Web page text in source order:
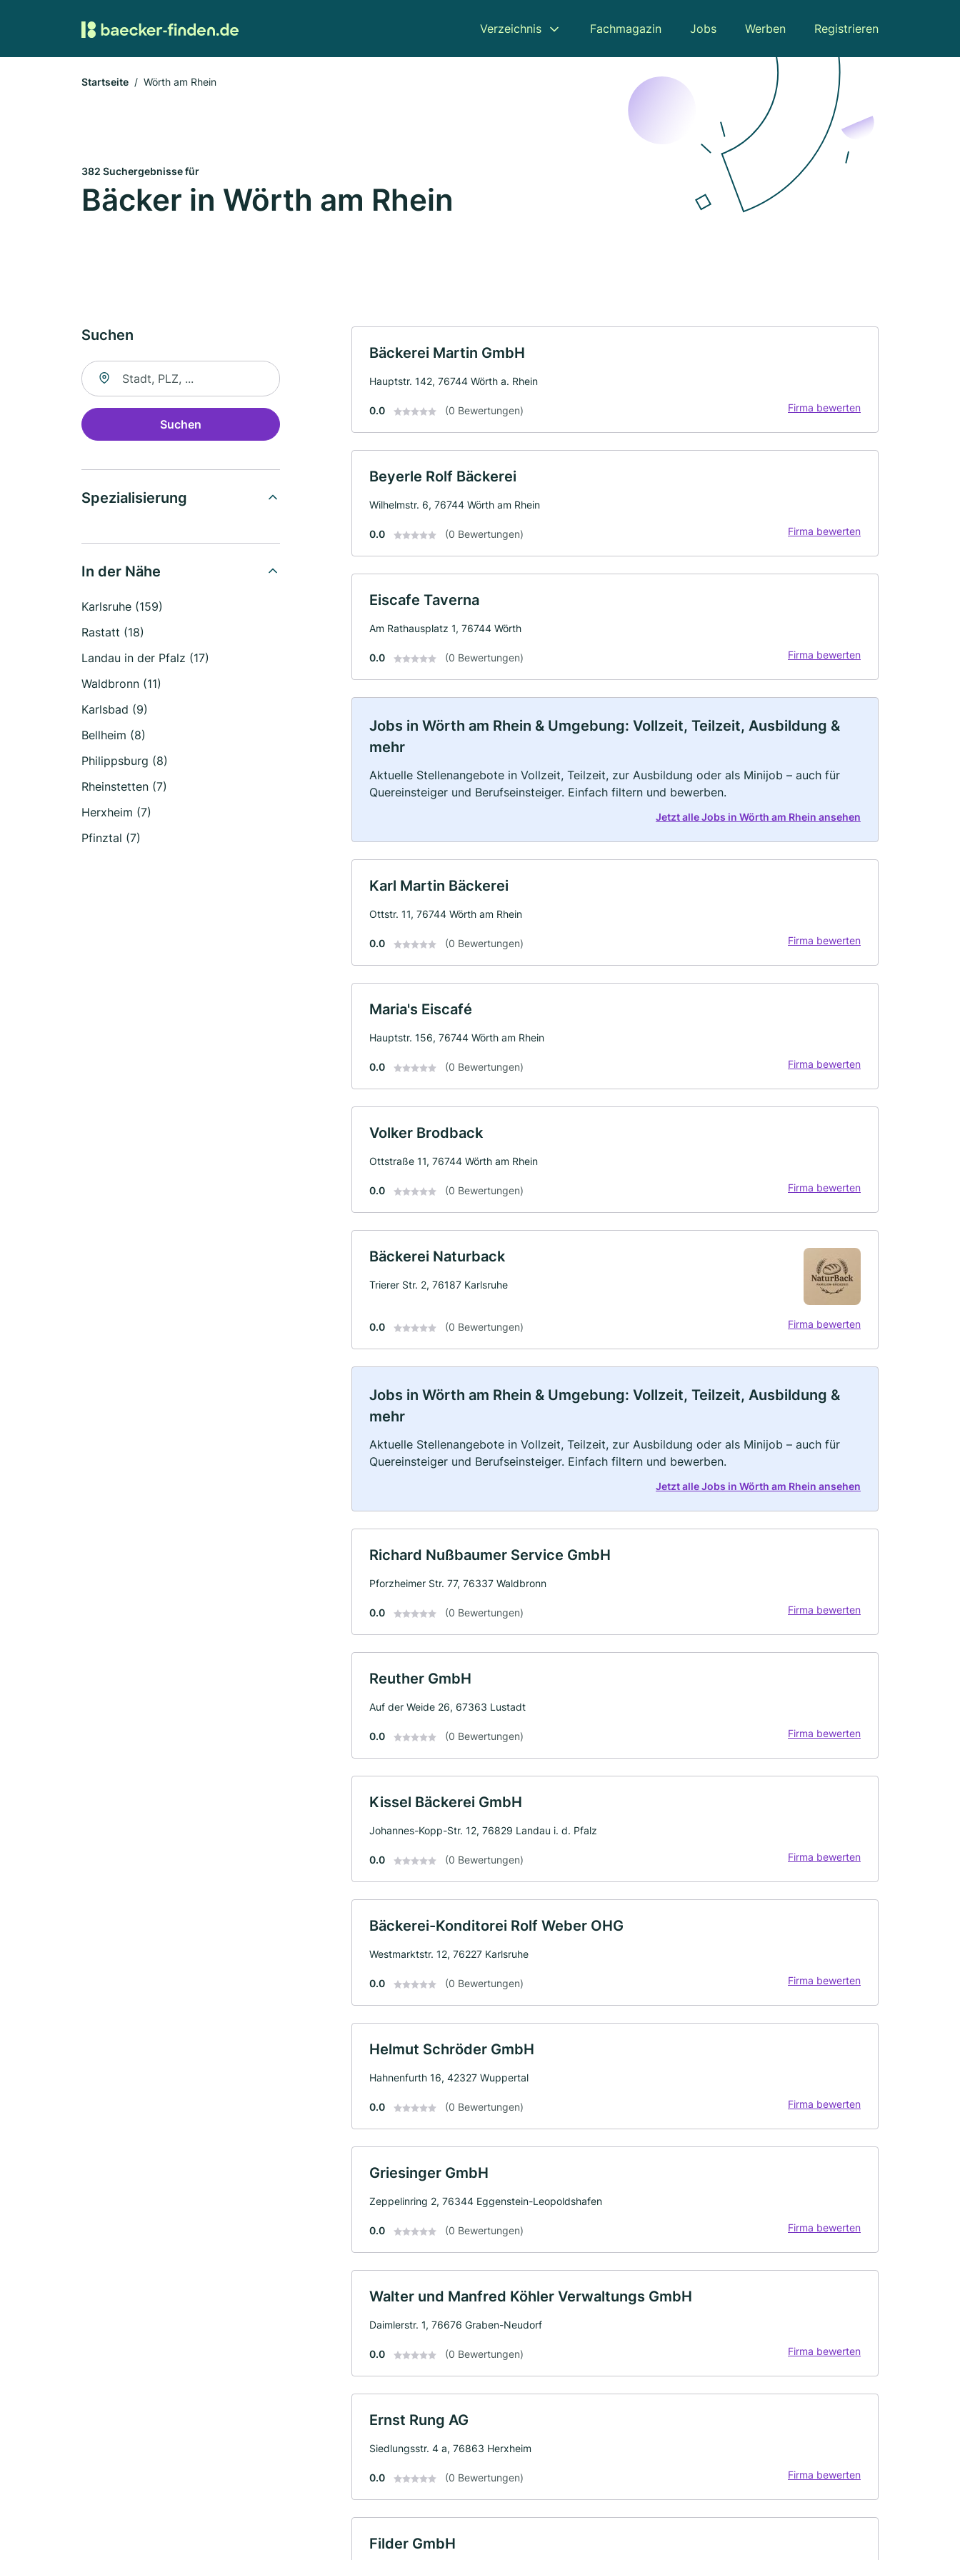
Verzeichnis Fachmagazin Jobs Werben Registrieren
Startseite Wörth am Rhein
382 Suchergebnisse für
Bäcker in Wörth am Rhein
Suchen
Suche nach Ort
Suchen
Spezialisierung
In der Nähe
Karlsruhe (159)
Rastatt (18)
Landau in der Pfalz (17)
Waldbronn (11)
Karlsbad (9)
Bellheim (8)
Philippsburg (8)
Rheinstetten (7)
Herxheim (7)
Pfinztal (7)
Bäckerei Martin GmbH
Hauptstr. 142, 76744 Wörth a. Rhein
0.0 (0 Bewertungen) Firma bewerten
Beyerle Rolf Bäckerei
Wilhelmstr. 6, 76744 Wörth am Rhein
0.0 (0 Bewertungen) Firma bewerten
Eiscafe Taverna
Am Rathausplatz 1, 76744 Wörth
0.0 (0 Bewertungen) Firma bewerten
Jobs in Wörth am Rhein & Umgebung: Vollzeit, Teilzeit, Ausbildung &
mehr
Aktuelle Stellenangebote in Vollzeit, Teilzeit, zur Ausbildung oder als Minijob – auch für
Quereinsteiger und Berufseinsteiger. Einfach filtern und bewerben.
Jetzt alle Jobs in Wörth am Rhein ansehen
Karl Martin Bäckerei
Ottstr. 11, 76744 Wörth am Rhein
0.0 (0 Bewertungen) Firma bewerten
Maria's Eiscafé
Hauptstr. 156, 76744 Wörth am Rhein
0.0 (0 Bewertungen) Firma bewerten
Volker Brodback
Ottstraße 11, 76744 Wörth am Rhein
0.0 (0 Bewertungen) Firma bewerten
Bäckerei Naturback
Trierer Str. 2, 76187 Karlsruhe
0.0 (0 Bewertungen) Firma bewerten
Jobs in Wörth am Rhein & Umgebung: Vollzeit, Teilzeit, Ausbildung &
mehr
Aktuelle Stellenangebote in Vollzeit, Teilzeit, zur Ausbildung oder als Minijob – auch für
Quereinsteiger und Berufseinsteiger. Einfach filtern und bewerben.
Jetzt alle Jobs in Wörth am Rhein ansehen
Richard Nußbaumer Service GmbH
Pforzheimer Str. 77, 76337 Waldbronn
0.0 (0 Bewertungen) Firma bewerten
Reuther GmbH
Auf der Weide 26, 67363 Lustadt
0.0 (0 Bewertungen) Firma bewerten
Kissel Bäckerei GmbH
Johannes-Kopp-Str. 12, 76829 Landau i. d. Pfalz
0.0 (0 Bewertungen) Firma bewerten
Bäckerei-Konditorei Rolf Weber OHG
Westmarktstr. 12, 76227 Karlsruhe
0.0 (0 Bewertungen) Firma bewerten
Helmut Schröder GmbH
Hahnenfurth 16, 42327 Wuppertal
0.0 (0 Bewertungen) Firma bewerten
Griesinger GmbH
Zeppelinring 2, 76344 Eggenstein-Leopoldshafen
0.0 (0 Bewertungen) Firma bewerten
Walter und Manfred Köhler Verwaltungs GmbH
Daimlerstr. 1, 76676 Graben-Neudorf
0.0 (0 Bewertungen) Firma bewerten
Ernst Rung AG
Siedlungsstr. 4 a, 76863 Herxheim
0.0 (0 Bewertungen) Firma bewerten
Filder GmbH